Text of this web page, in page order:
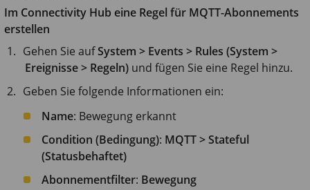
Im Connectivity Hub eine Regel für MQTT-Abonnements
erstellen
Gehen Sie aufSystem > Events > Rules (System >
Ereignisse > Regeln) und fügen Sie eine Regel hinzu.
Geben Sie folgende Informationen ein:
Name: Bewegung erkannt
Condition (Bedingung): MQTT > Stateful
(Statusbehaftet)
Abonnementfilter: Bewegung